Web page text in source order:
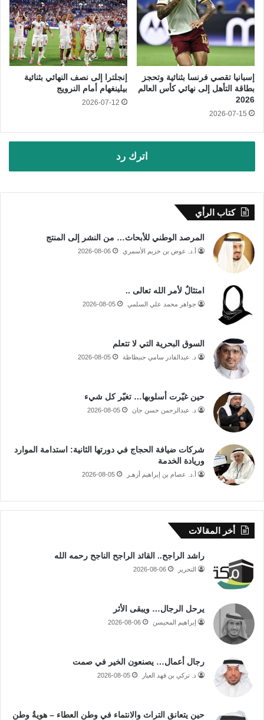
إسبانيا تقصي فرنسا بثنائية وتحجز
بطاقة التأهل إلى نهائي كأس العالم
2026
2026-07-15
إنجلترا إلى نصف النهائي بثنائية
بيلينغهام أمام النرويج
2026-07-12
اترك رد
كتاب الرأي
المرصد الوطني للأبحاث… من النشر إلى المنتج
أ.د. عوض بن خزيم الأسمري 2026-08-06
امتثالٌ لأمر الله تعالى ..
جواهر محمد علي السلمي 2026-08-05
السوق البحرية التي لا تتعلم
د. عبدالقادر سامي حنبظاظة 2026-08-05
حين غيّرت أسلوبها… تغيّر كل شيء
د. عبدالرحمن حسن جان 2026-08-05
شركات ضيافة الحجاج في دورتها الثانية: استدامة الموارد
وريادة الخدمة
أ.د. عصام بن إبراهيم أزهـر 2026-08-05
أخر المقالات
راشد الراجح.. القائد الراجح الناجح رحمه الله
التحرير 2026-08-06
يرحل الرجال… ويبقى الأثر
إبراهيم المحيسن 2026-08-06
رجال أعمال… يصنعون الخير في صمت
د. تركي بن فهد العيار 2026-08-05
حين يتعانق التراث والانتماء في وطن العطاء – هويةُ وطن